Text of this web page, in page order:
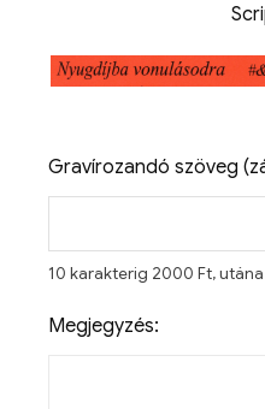
Gravírozandó szöveg
10 karakterig 2000 Ft,
Megjegyzés: